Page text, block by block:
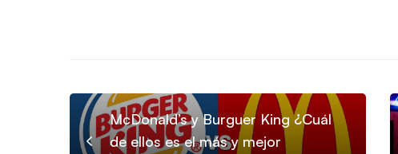
McDonald’s y Burguer King ¿Cuál
de ellos es el más y mejor